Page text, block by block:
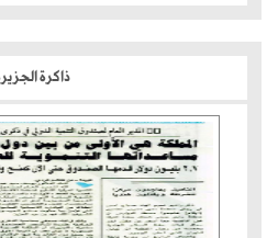
ذاكرة